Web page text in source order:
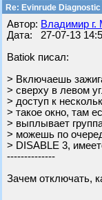
Re: Evinrude
Автор: Владимир г.
Дата: 27-07-13
Batiok писал:
> Включаешь
> сверху в левом
> доступ к
> такое окно, там
> выплывает
> можешь по
> DISABLE 3,
--------------
Зачем отключать,